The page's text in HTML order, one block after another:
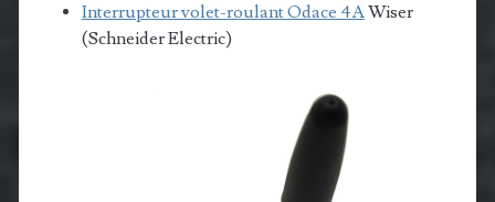
Interrupteur volet-roulant Odace 4AWiser
(Schneider Electric)